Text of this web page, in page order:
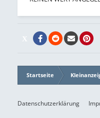
Startseite
Datenschutzerklärung